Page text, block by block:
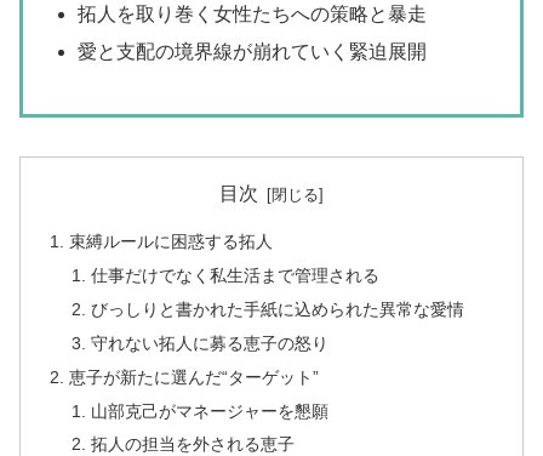
拓人を取り巻く女性たちへの策略と暴走
愛と支配の境界線が崩れていく緊迫展開
目次
束縛ルールに困惑する拓人
仕事だけでなく私生活まで管理される
びっしりと書かれた手紙に込められた異常な愛情
守れない拓人に募る恵子の怒り
恵子が新たに選んだ“ターゲット”
山部克己がマネージャーを懇願
拓人の担当を外される恵子